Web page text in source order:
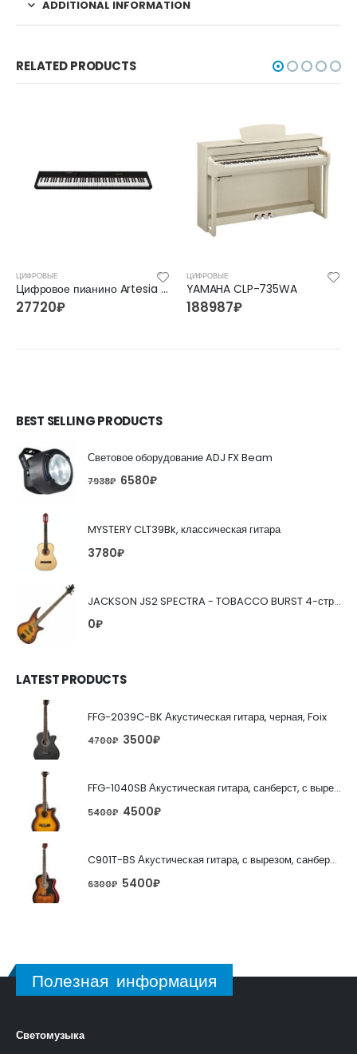
ADDITIONAL INFORMATION
RELATED PRODUCTS
ЦИФРОВЫЕ
Цифровое пианино Artesia Performer 3.8
27720₽
ЦИФРОВЫЕ
YAMAHA CLP-735WA
188987₽
BEST SELLING PRODUCTS
Световое оборудование ADJ FX Beam
7938₽ 6580₽
MYSTERY CLT39Bk, классическая гитара
3780₽
JACKSON JS2 SPECTRA - TOBACCO BURST 4-струнная бас-гитара
0₽
LATEST PRODUCTS
FFG-2039C-BK Акустическая гитара, черная, Foix
4700₽ 3500₽
FFG-1040SB Акустическая гитара, санберст, с вырезом, Foix
5400₽ 4500₽
C901T-BS Акустическая гитара, с вырезом, санберст, Caraya
6300₽ 5400₽
Полезная информация
Светомузыка